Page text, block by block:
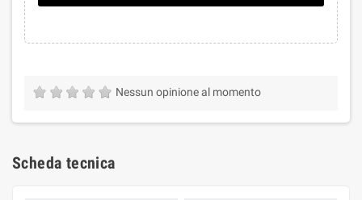
Nessun opinione al momento
Scheda tecnica